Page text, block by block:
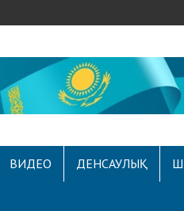
ВИДЕО ДЕНСАУЛЫҚ